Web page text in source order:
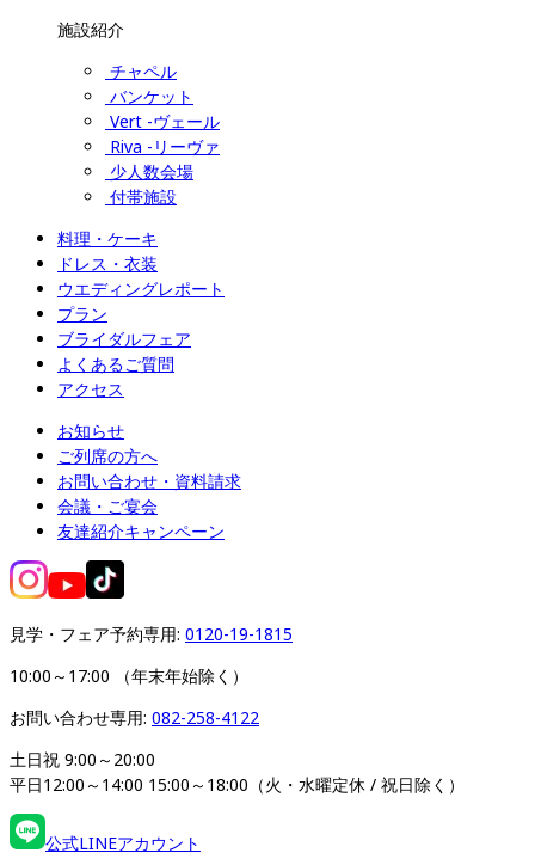
施設紹介
チャペル
バンケット
Vert -ヴェール
Riva -リーヴァ
少人数会場
付帯施設
料理・ケーキ
ドレス・衣装
ウエディングレポート
プラン
ブライダルフェア
よくあるご質問
アクセス
お知らせ
ご列席の方へ
お問い合わせ・資料請求
会議・ご宴会
友達紹介キャンペーン
見学・フェア予約専用: 0120-19-1815
10:00～17:00 （年末年始除く）
お問い合わせ専用: 082-258-4122
土日祝 9:00～20:00
平日12:00～14:00 15:00～18:00（火・水曜定休 / 祝日除く）
公式LINEアカウント